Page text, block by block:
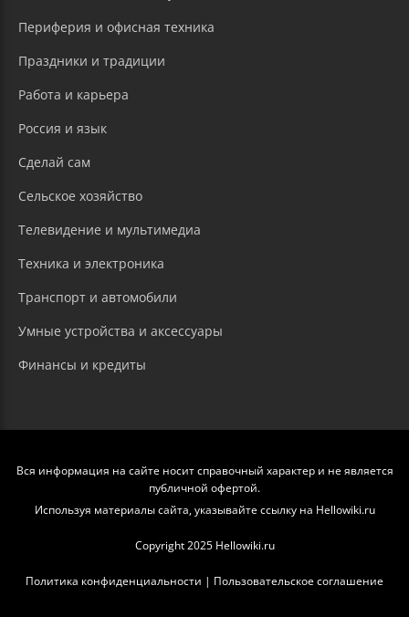
Периферия и офисная техника
Праздники и традиции
Работа и карьера
Россия и язык
Сделай сам
Сельское хозяйство
Телевидение и мультимедиа
Техника и электроника
Транспорт и автомобили
Умные устройства и аксессуары
Финансы и кредиты
Вся информация на сайте носит справочный характер и не является
публичной офертой.
Используя материалы сайта, указывайте ссылку на Hellowiki.ru
Copyright 2025 Hellowiki.ru
Политика конфиденциальности | Пользовательское соглашение